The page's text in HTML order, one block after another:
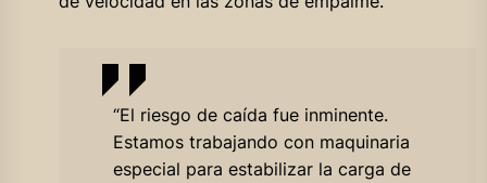
“El riesgo de caída fue inminente.
Estamos trabajando con maquinaria
especial para estabilizar la carga de